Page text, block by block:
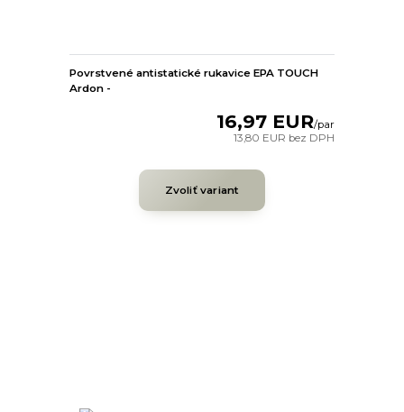
Povrstvené antistatické rukavice EPA TOUCH
Ardon -
16,97 EUR/par
13,80 EUR bez DPH
Zvoliť variant